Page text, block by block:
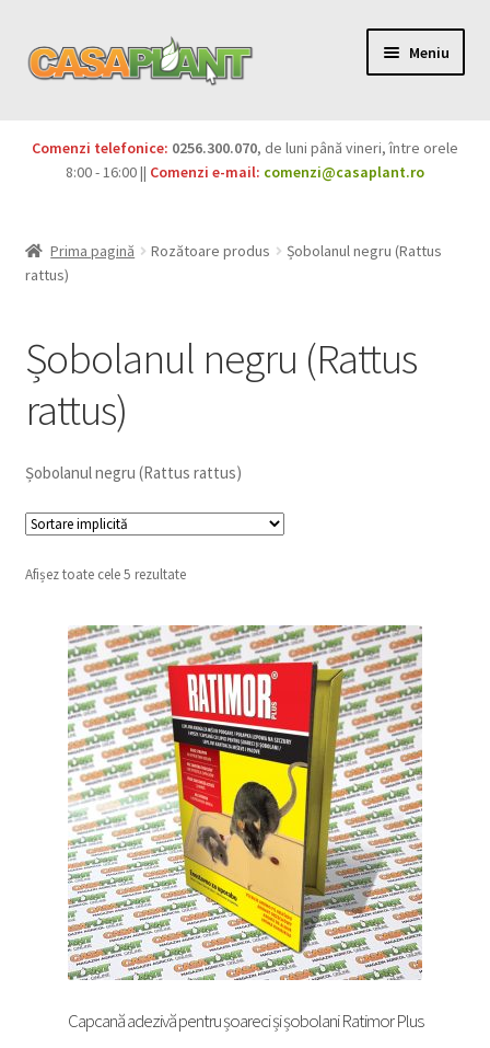
Meniu
Pesticide
Produse BIO
Igienă publică
Casa și grădina
Sere și solarii
Comenzi telefonice: 0256.300.070, de luni până vineri, între orele
8:00 - 16:00 || Comenzi e-mail: comenzi@casaplant.ro
Prima pagină Rozătoare produs
Șobolanul negru (Rattus
rattus)
Șobolanul negru (Rattus
rattus)
Șobolanul negru (Rattus rattus)
Afișez toate cele 5 rezultate
Capcană adezivă pentru șoareci și șobolani Ratimor Plus